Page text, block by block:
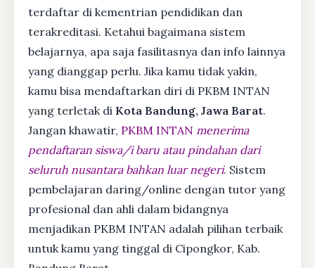
terdaftar di kementrian pendidikan dan
terakreditasi. Ketahui bagaimana sistem
belajarnya, apa saja fasilitasnya dan info lainnya
yang dianggap perlu. Jika kamu tidak yakin,
kamu bisa mendaftarkan diri di PKBM INTAN
yang terletak di Kota Bandung, Jawa Barat.
Jangan khawatir, PKBM INTAN menerima
pendaftaran siswa/i baru atau pindahan dari
seluruh nusantara bahkan luar negeri. Sistem
pembelajaran daring/online dengan tutor yang
profesional dan ahli dalam bidangnya
menjadikan PKBM INTAN adalah pilihan terbaik
untuk kamu yang tinggal di Cipongkor, Kab.